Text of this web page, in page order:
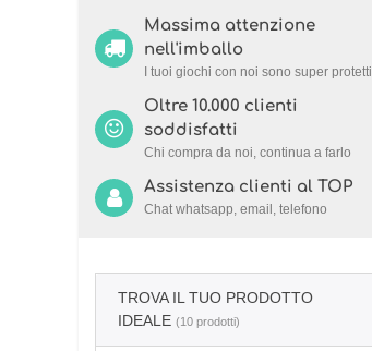
Massima attenzione
nell'imballo
I tuoi giochi con noi sono super protetti
Oltre 10.000 clienti
soddisfatti
Chi compra da noi, continua a farlo
Assistenza clienti al TOP
Chat whatsapp, email, telefono
TROVA IL TUO PRODOTTO
IDEALE (10 prodotti)